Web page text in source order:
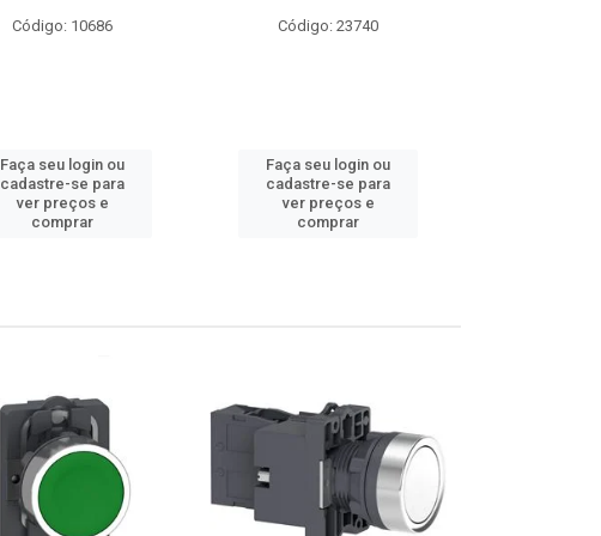
Código: 10686
Faça seu login ou
cadastre-se para
ver preços e
comprar
Código: 23740
Faça seu login ou
cadastre-se para
ver preços e
comprar